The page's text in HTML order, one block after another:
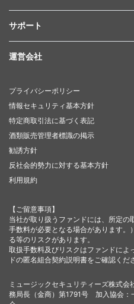
サポート
運営会社
プライバシーポリシー
情報セキュリティ基本方針
特定商取引法に基づく表記
酒類販売管理者標識の掲示
勧誘方針
反社会的勢力に対する基本方針
利用規約
【ご留意事項】
当社が取り扱うファンドには、所定
手数料が必要となる場合があります
る等のリスクがあります。
取扱手数料及びリスクはファンドによ
ドの匿名組合契約説明書をご確認くだ
ミュージックセキュリティーズ株式
務局長（金商）第1791号 加入協会：